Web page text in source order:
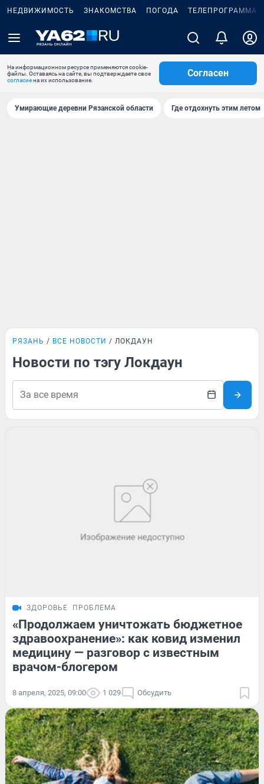
НЕДВИЖИМОСТЬ ЗНАКОМСТВА ПОГОДА ТЕЛЕПРОГРАММА
На информационном ресурсе применяются cookie-
файлы. Оставаясь на сайте, вы подтверждаете свое
согласиена их использование.
Согласен
Умирающие деревни Рязанской области Где отдохнуть этим летом
РЯЗАНЬ ВСЕ НОВОСТИ ЛОКДАУН
Новости по тэгу Локдаун
ЗДОРОВЬЕ ПРОБЛЕМА
«Продолжаем уничтожать бюджетное
здравоохранение»: как ковид изменил
медицину — разговор с известным
врачом-блогером
8 апреля, 2025, 09:00 1 029 Обсудить